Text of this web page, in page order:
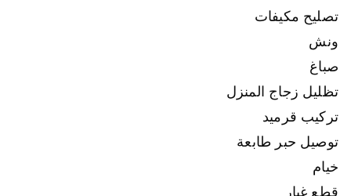
تصليح مكيفات
ونش
صباغ
تظليل زجاج المنزل
تركيب قرميد
توصيل حبر طابعة
خيام
قطع غيار